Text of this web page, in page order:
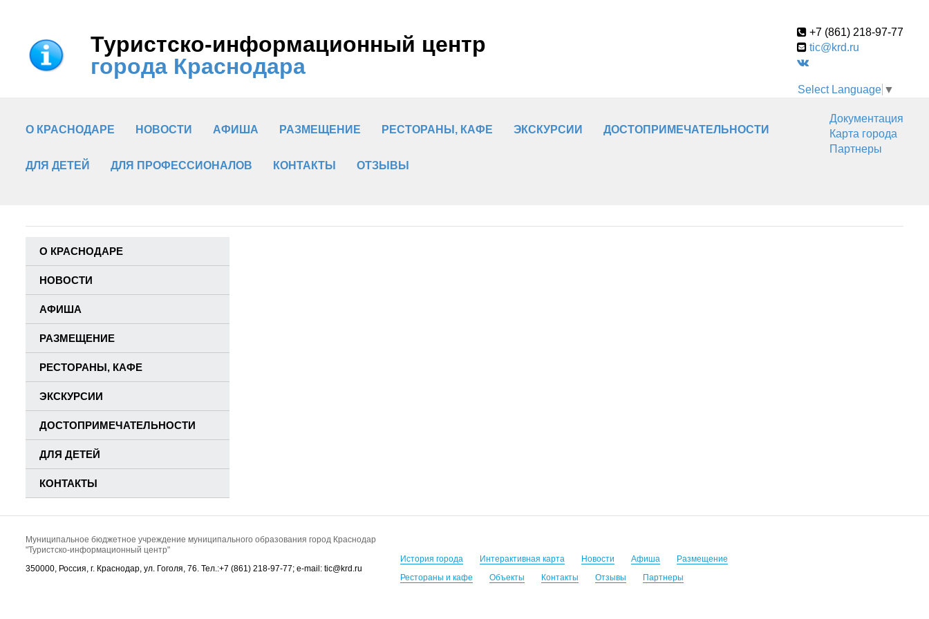
Туристско-информационный центр
города Краснодара
+7 (861) 218-97-77
tic@krd.ru
Select Language ▼
О КРАСНОДАРЕ НОВОСТИ АФИША РАЗМЕЩЕНИЕ РЕСТОРАНЫ, КАФЕ ЭКСКУРСИИ ДОСТОПРИМЕЧАТЕЛЬНОСТИ
ДЛЯ ДЕТЕЙ ДЛЯ ПРОФЕССИОНАЛОВ КОНТАКТЫ ОТЗЫВЫ
Документация
Карта города
Партнеры
О КРАСНОДАРЕ
НОВОСТИ
АФИША
РАЗМЕЩЕНИЕ
РЕСТОРАНЫ, КАФЕ
ЭКСКУРСИИ
ДОСТОПРИМЕЧАТЕЛЬНОСТИ
ДЛЯ ДЕТЕЙ
КОНТАКТЫ
История города Интерактивная карта Новости Афиша
Размещение
Рестораны и кафе
Объекты Контакты Отзывы Партнеры
Муниципальное бюджетное учреждение муниципального образования город Краснодар
"Туристско-информационный центр"
350000, Россия, г. Краснодар, ул. Гоголя, 76. Тел.:+7 (861) 218-97-77; e-mail: tic@krd.ru